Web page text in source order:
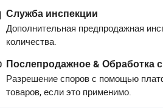
Служба инспекции
Дополнительная предпродажная
количества.
Послепродажное & Обработка
Разрешение споров с помощью
товаров, если это применимо.